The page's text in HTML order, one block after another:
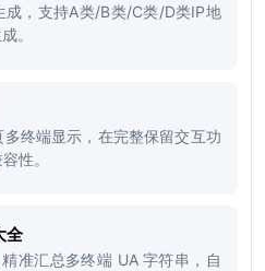
成，支持A类/B类/C类/D类IP地
。
终端显示，在完整保留交互功
性。
全
准汇总多终端 UA 字符串，自